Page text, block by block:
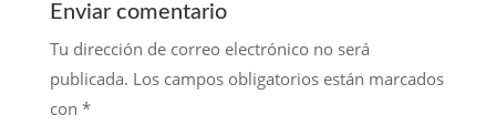
Enviar comentario
Tu dirección de correo electrónico no será
publicada. Los campos obligatorios están marcados
con *